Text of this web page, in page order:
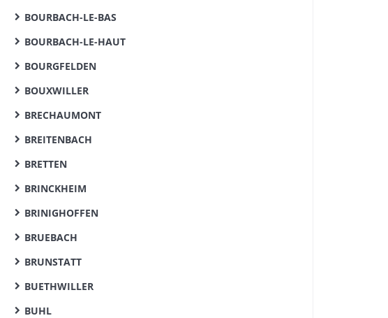
BOURBACH-LE-BAS
BOURBACH-LE-HAUT
BOURGFELDEN
BOUXWILLER
BRECHAUMONT
BREITENBACH
BRETTEN
BRINCKHEIM
BRINIGHOFFEN
BRUEBACH
BRUNSTATT
BUETHWILLER
BUHL